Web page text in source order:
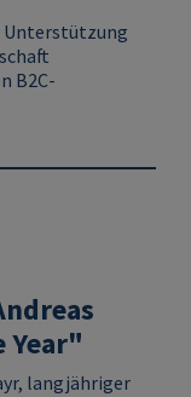
Unterstützung
B2C-
Year"
, langjähriger